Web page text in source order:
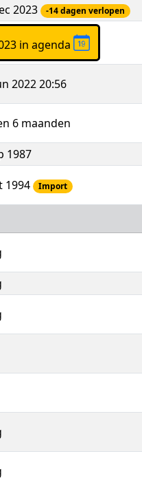
2023 -14 dagen verlopen
in agenda
2022 20:56
6 maanden
1987
1994 Import